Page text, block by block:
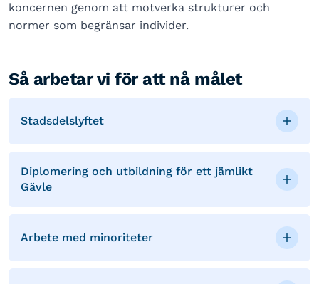
koncernen genom att motverka strukturer och
normer som begränsar individer.
Så arbetar vi för att nå målet
Stadsdelslyftet
Diplomering och utbildning för ett jämlikt
Gävle
Arbete med minoriteter